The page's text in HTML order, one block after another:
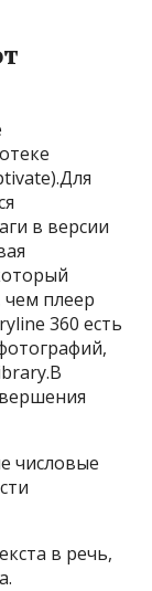
в версии
чем плеер
360 есть
числовые
в речь,